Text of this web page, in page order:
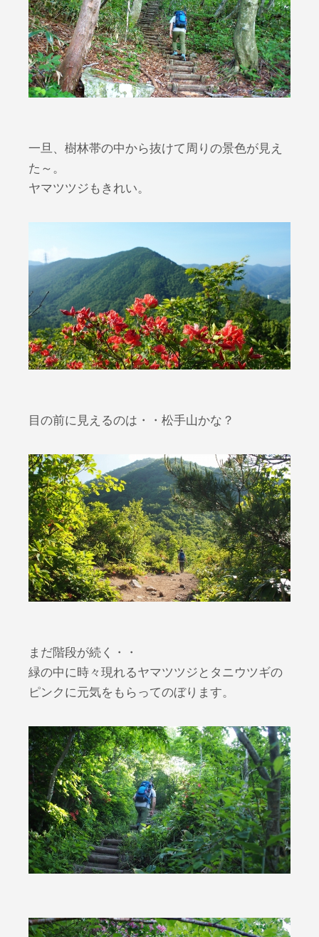
一旦、樹林帯の中から抜けて周りの景色が見え
た～。
ヤマツツジもきれい。
目の前に見えるのは・・松手山かな？
まだ階段が続く・・
緑の中に時々現れるヤマツツジとタニウツギの
ピンクに元気をもらってのぼります。